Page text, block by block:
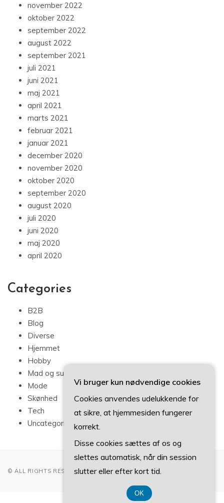
november 2022
oktober 2022
september 2022
august 2022
september 2021
juli 2021
juni 2021
maj 2021
april 2021
marts 2021
februar 2021
januar 2021
december 2020
november 2020
oktober 2020
september 2020
august 2020
juli 2020
juni 2020
maj 2020
april 2020
Categories
B2B
Blog
Diverse
Hjemmet
Hobby
Mad og sundhed
Mode
Skønhed
Tech
Uncategorized
© ALL RIGHTS RESERVED 2022
Vi bruger kun nødvendige cookies
Cookies anvendes udelukkende for
at sikre, at hjemmesiden fungerer
korrekt.
Disse cookies sættes af os og
slettes automatisk, når din session
slutter eller efter kort tid.
OK